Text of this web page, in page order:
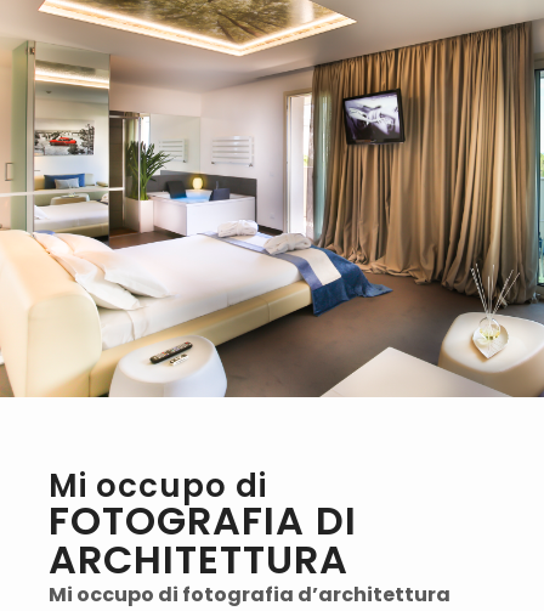
Mi occupo di
FOTOGRAFIA DI
ARCHITETTURA
Mi occupo di fotografia d’architettura